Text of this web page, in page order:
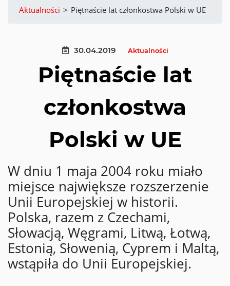
Aktualności > Piętnaście lat członkostwa Polski w UE
30.04.2019 Aktualności
Piętnaście lat
członkostwa
Polski w UE
W dniu 1 maja 2004 roku miało
miejsce największe rozszerzenie
Unii Europejskiej w historii.
Polska, razem z Czechami,
Słowacją, Węgrami, Litwą, Łotwą,
Estonią, Słowenią, Cyprem i Maltą,
wstąpiła do Unii Europejskiej.